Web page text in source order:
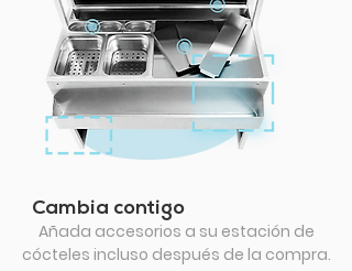
Cambia contigo
Añada accesorios a su estación de
cócteles incluso después de la compra.